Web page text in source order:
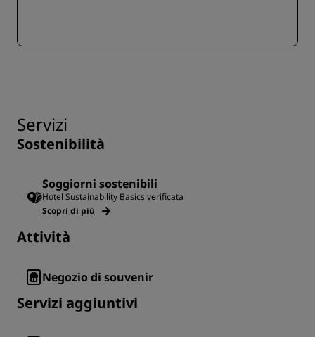
Servizi
Sostenibilità
Soggiorni sostenibili
Hotel Sustainability Basics verificata
Scopri di più
Attività
Negozio di souvenir
Servizi aggiuntivi